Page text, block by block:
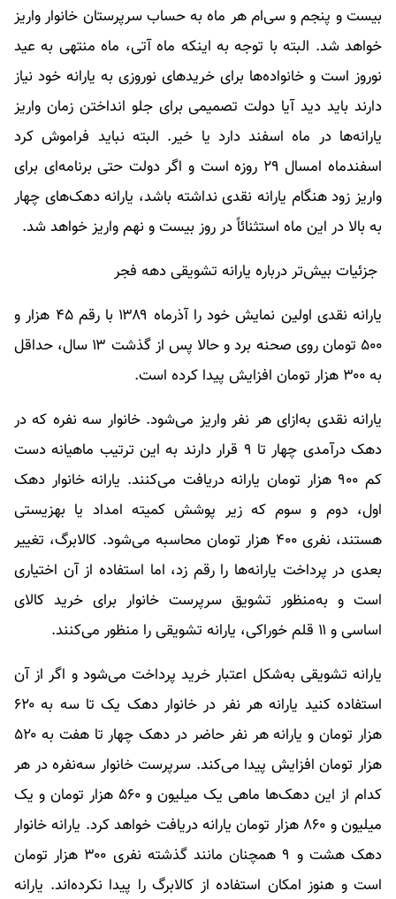
بیست و پنجم و سی‌ام هر ماه به حساب سرپرستان خانوار واریز
خواهد شد. البته با توجه به اینکه ماه آتی، ماه منتهی به عید
نوروز است و خانواده‌ها برای خرید‌های نوروزی به یارانه خود نیاز
دارند باید دید آیا دولت تصمیمی برای جلو انداختن زمان واریز
یارانه‌ها در ماه اسفند دارد یا خیر. البته نباید فراموش کرد
اسفندماه امسال ۲۹ روزه است و اگر دولت حتی برنامه‌ای برای
واریز زود هنگام یارانه نقدی نداشته باشد، یارانه دهک‌های چهار
به بالا در این ماه استثنائاً در روز بیست و نهم واریز خواهد شد.
جزئیات بیش‌تر درباره یارانه تشویقی دهه فجر
یارانه نقدی اولین نمایش خود را آذرماه ۱۳۸۹ با رقم ۴۵ هزار و
۵۰۰ تومان روی صحنه برد و حالا پس از گذشت ۱۳ سال، حداقل
به ۳۰۰ هزار تومان افزایش پیدا کرده است.
یارانه نقدی به‌ازای هر نفر واریز می‌شود. خانوار سه نفره که در
دهک درآمدی چهار تا ۹ قرار دارند به این ترتیب ماهیانه دست
کم ۹۰۰ هزار تومان یارانه دریافت می‌کنند. یارانه خانوار دهک
اول، دوم و سوم که زیر پوشش کمیته امداد یا بهزیستی
هستند، نفری ۴۰۰ هزار تومان محاسبه می‌شود. کالابرگ، تغییر
بعدی در پرداخت یارانه‌ها را رقم زد، اما استفاده از آن اختیاری
است و به‌منظور تشویق سرپرست خانوار برای خرید کالای
اساسی و ۱۱ قلم خوراکی، یارانه تشویقی را منظور می‌کنند.
یارانه تشویقی به‌شکل اعتبار خرید پرداخت می‌شود و اگر از آن
استفاده کنید یارانه هر نفر در خانوار دهک یک تا سه به ۶۲۰
هزار تومان و یارانه هر نفر حاضر در دهک چهار تا هفت به ۵۲۰
هزار تومان افزایش پیدا می‌کند. سرپرست خانوار سه‌نفره در هر
کدام از این دهک‌ها ماهی یک میلیون و ۵۶۰ هزار تومان و یک
میلیون و ۸۶۰ هزار تومان یارانه دریافت خواهد کرد. یارانه خانوار
دهک هشت و ۹ همچنان مانند گذشته نفری ۳۰۰ هزار تومان
است و هنوز امکان استفاده از کالابرگ را پیدا نکرده‌اند. یارانه